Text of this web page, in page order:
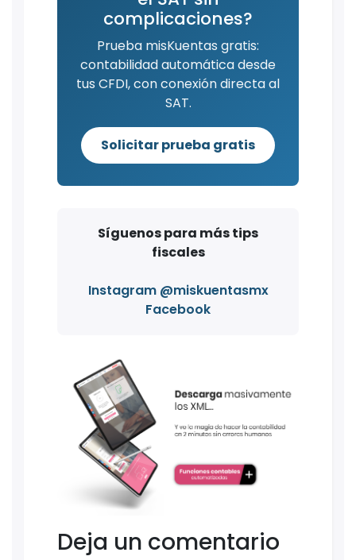
complicaciones?
Prueba misKuentas gratis:
contabilidad automática desde
tus CFDI, con conexión directa al
SAT.
Solicitar prueba gratis
Síguenos para más tips
fiscales
Instagram @miskuentasmx
Facebook
Deja un comentario